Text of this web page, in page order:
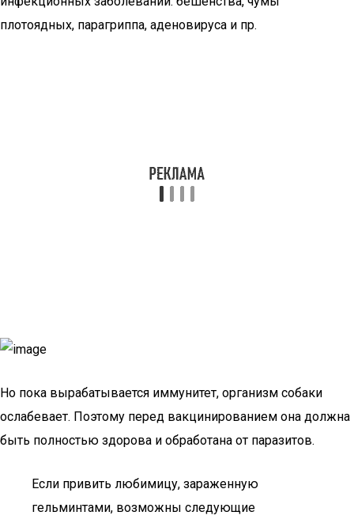
плотоядных, парагриппа, аденовируса и пр.
Но пока вырабатывается иммунитет, организм собаки
ослабевает. Поэтому перед вакцинированием она должна
быть полностью здорова и обработана от паразитов.
Если привить любимицу, зараженную
гельминтами, возможны следующие